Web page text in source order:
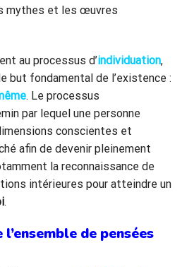
mythes et les œuvres
au processus d’individuation,
but fondamental de l’existence :
. Le processus
par lequel une personne
conscientes et
afin de devenir pleinement
la reconnaissance de
intérieures pour atteindre un
.
l’ensemble de pensées